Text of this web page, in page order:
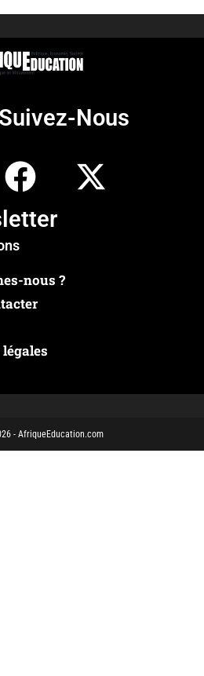
Suivez-Nous
nous ?
- AfriqueEducation.com